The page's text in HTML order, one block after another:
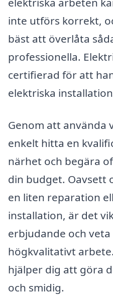
inte utförs korrekt,
bäst att överlåta
professionella.
certifierad för att
elektriska
Genom att använda
enkelt hitta en
närhet och begära
din budget. Oavsett
en liten reparation
installation, är det
erbjudande och
högkvalitativt
hjälper dig att göra
och smidig.